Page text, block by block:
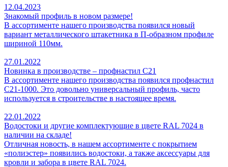
12.04.2023
Знакомый профиль в новом размере!
В ассортименте нашего производства появился новый
вариант металлического штакетника в П-образном профиле
шириной 110мм.
27.01.2022
Новинка в производстве – профнастил С21
В ассортименте нашего производства появился профнастил
С21-1000. Это довольно универсальный профиль, часто
используется в строительстве в настоящее время.
22.01.2022
Водостоки и другие комплектующие в цвете RAL 7024 в
наличии на складе!
Отличная новость, в нашем ассортименте с покрытием
«полиэстер» появились водостоки, а также аксессуары для
кровли и забора в цвете RAL 7024.